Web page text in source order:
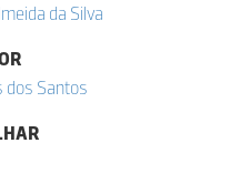
da Silva
dos Santos